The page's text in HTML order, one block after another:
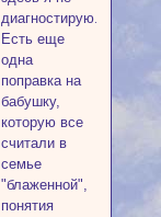
диагностирую.
Есть еще
одна
поправка на
бабушку,
которую все
считали в
семье
"блаженной",
понятия